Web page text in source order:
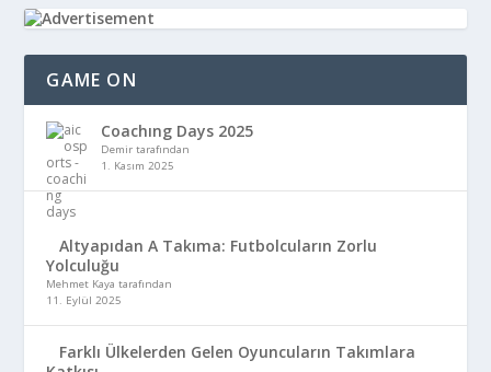
GAME ON
Coachıng Days 2025
Demir tarafından
1. Kasım 2025
Altyapıdan A Takıma: Futbolcuların Zorlu
Yolculuğu
Mehmet Kaya tarafından
11. Eylül 2025
Farklı Ülkelerden Gelen Oyuncuların Takımlara